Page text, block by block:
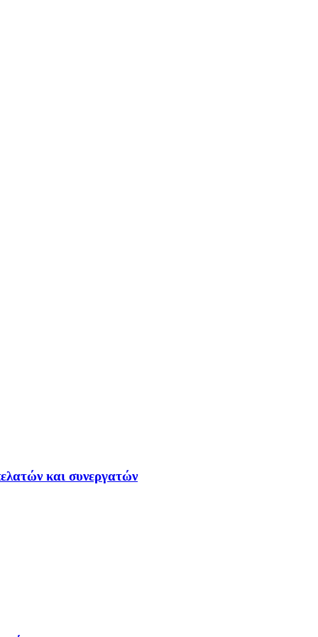
και συνεργατών